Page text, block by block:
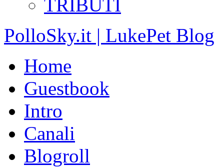
TRIBUTI
PolloSky.it | LukePet Blog
Home
Guestbook
Intro
Canali
Blogroll